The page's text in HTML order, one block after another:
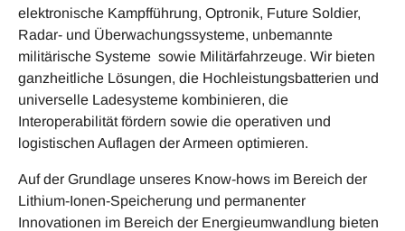
elektronische Kampfführung, Optronik, Future Soldier,
Radar- und Überwachungssysteme, unbemannte
militärische Systeme sowie Militärfahrzeuge. Wir bieten
ganzheitliche Lösungen, die Hochleistungsbatterien und
universelle Ladesysteme kombinieren, die
Interoperabilität fördern sowie die operativen und
logistischen Auflagen der Armeen optimieren.
Auf der Grundlage unseres Know-hows im Bereich der
Lithium-Ionen-Speicherung und permanenter
Innovationen im Bereich der Energieumwandlung bieten